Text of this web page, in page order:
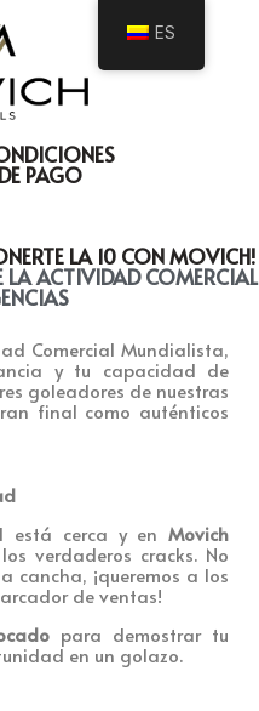
PAGO
LA 10 CON MOVICH!
LA ACTIVIDAD COMERCIAL
Comercial Mundialista,
y tu capacidad de
goleadores de nuestras
final como auténticos
está cerca y en Movich
verdaderos cracks. No
cancha, ¡queremos a los
de ventas!
para demostrar tu
en un golazo.
ES